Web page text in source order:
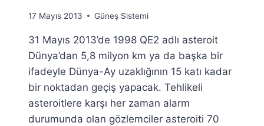
By
Fuat
Özyar
17 Mayıs 2013 Güneş Sistemi
31 Mayıs 2013’de 1998 QE2 adlı asteroit
Dünya’dan 5,8 milyon km ya da başka bir
ifadeyle Dünya-Ay uzaklığının 15 katı kadar
bir noktadan geçiş yapacak. Tehlikeli
asteroitlere karşı her zaman alarm
durumunda olan gözlemciler asteroiti 70